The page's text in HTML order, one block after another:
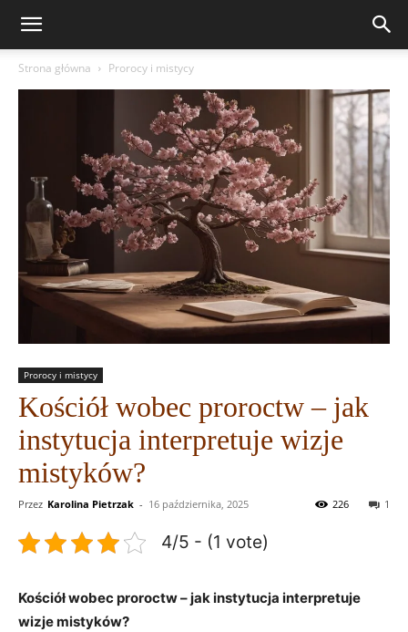
Strona główna Prorocy i mistycy
Prorocy i mistycy
Kościół wobec proroctw – jak
instytucja interpretuje wizje
mistyków?
Przez Karolina Pietrzak - 16 października, 2025 1
226
4/5 - (1 vote)
Kościół​ wobec proroctw – jak instytucja ​interpretuje
wizje mistyków?